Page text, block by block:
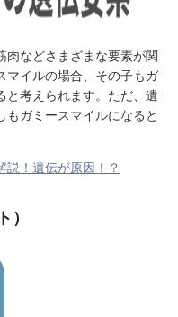
肉などさまざまな要素が関
マイルの場合、その子もガ
と考えられます。ただ、遺
ガミースマイルになると
説！遺伝が原因！？
）